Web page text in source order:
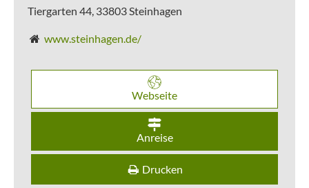
Tiergarten 44, 33803Steinhagen
www.steinhagen.de/
Webseite
Anreise
Drucken